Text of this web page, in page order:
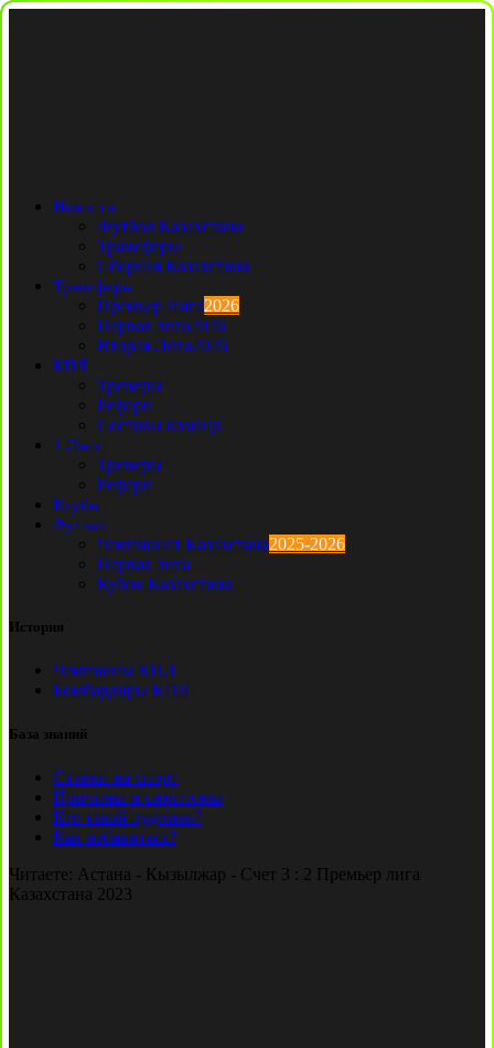
Новости
Футбол Казахстана
Трансферы
Сборная Казахстана
Трансферы
Премьер Лига2026
Первая лига2026
Вторая Лига2026
КПЛ
Тренеры
Рефери
Составы команд
1 Лига
Тренеры
Рефери
Клубы
Футзал
Чемпионат Казахстана2025-2026
Первая лига
Кубок Казахстана
История
Чемпионы КПЛ
Бомбардиры КПЛ
База знаний
Ставки на спорт
Причины и симптомы
Кто такой лудоман?
Как избавиться?
Читаете: Астана - Кызылжар - Счет 3 : 2 Премьер лига
Казахстана 2023